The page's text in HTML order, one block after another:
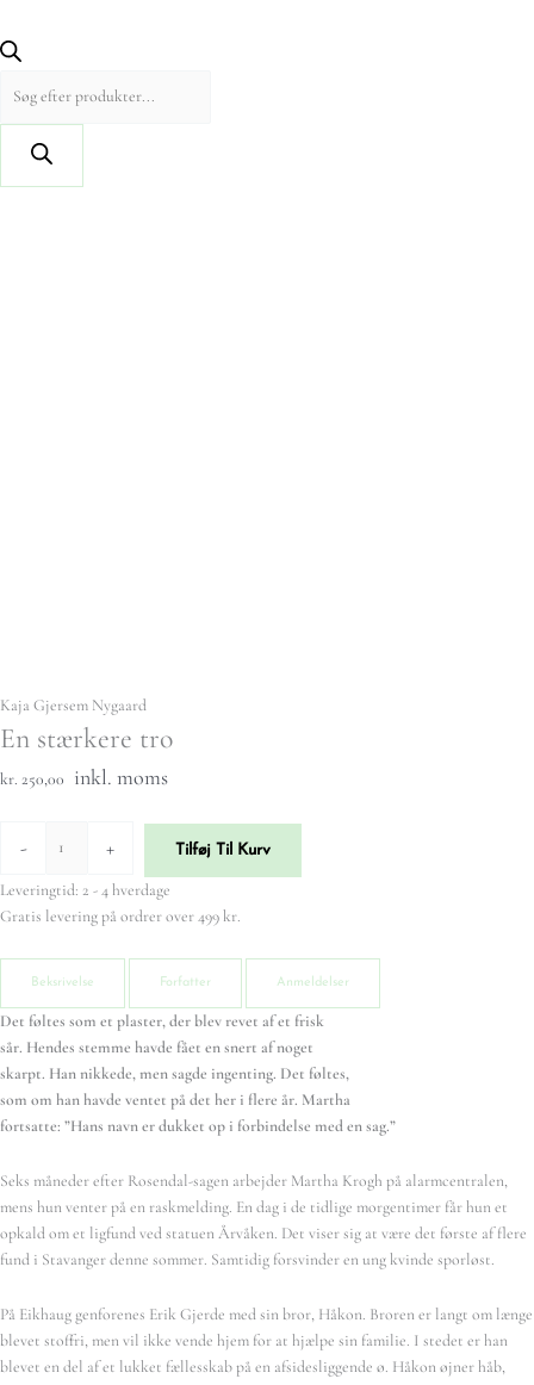
Kaja Gjersem Nygaard
En stærkere tro
kr. 250,00 inkl. moms
- + Tilføj Til Kurv
Leveringtid: 2 - 4 hverdage
Gratis levering på ordrer over 499 kr.
Beksrivelse Forfatter Anmeldelser
Det føltes som et plaster, der blev revet af et frisk
sår. Hendes stemme havde fået en snert af noget
skarpt. Han nikkede, men sagde ingenting. Det føltes,
som om han havde ventet på det her i flere år. Martha
fortsatte: ”Hans navn er dukket op i forbindelse med en sag.”
Seks måneder efter Rosendal-sagen arbejder Martha Krogh på alarmcentralen,
mens hun venter på en raskmelding. En dag i de tidlige morgentimer får hun et
opkald om et ligfund ved statuen Årvåken. Det viser sig at være det første af flere
fund i Stavanger denne sommer. Samtidig forsvinder en ung kvinde sporløst.
På Eikhaug genforenes Erik Gjerde med sin bror, Håkon. Broren er langt om længe
blevet stoffri, men vil ikke vende hjem for at hjælpe sin familie. I stedet er han
blevet en del af et lukket fællesskab på en afsidesliggende ø. Håkon øjner håb,